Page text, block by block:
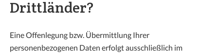
Drittländer?
Eine Offenlegung bzw. Übermittlung Ihrer
personenbezogenen Daten erfolgt ausschließlich im